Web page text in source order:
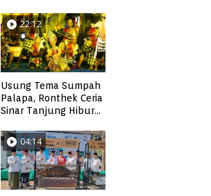
22:12
Usung Tema Sumpah
Palapa, Ronthek Ceria
Sinar Tanjung Hibur
FRP 2023
04:14